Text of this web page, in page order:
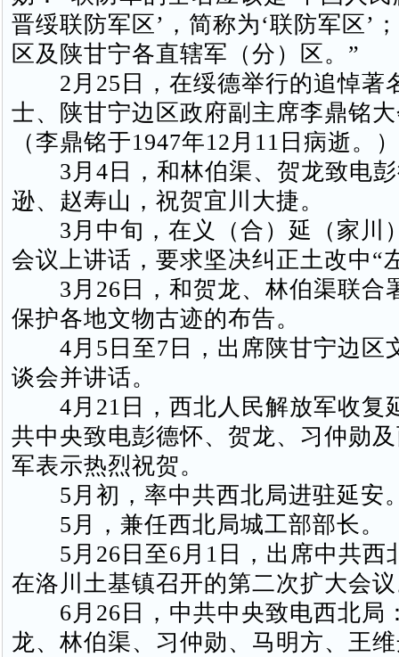
晋绥联防军区’，简称为‘联防军区’
区及陕甘宁各直辖军（分）区。”
2月25日，在绥德举行的追悼著
士、陕甘宁边区政府副主席李鼎铭
（李鼎铭于1947年12月11日病逝。）
3月4日，和林伯渠、贺龙致电彭
逊、赵寿山，祝贺宜川大捷。
3月中旬，在义（合）延（家川
会议上讲话，要求坚决纠正土改中“
3月26日，和贺龙、林伯渠联合
保护各地文物古迹的布告。
4月5日至7日，出席陕甘宁边区
谈会并讲话。
4月21日，西北人民解放军收复
共中央致电彭德怀、贺龙、习仲勋
军表示热烈祝贺。
5月初，率中共西北局进驻延安
5月，兼任西北局城工部部长。
5月26日至6月1日，出席中共西
在洛川土基镇召开的第二次扩大会
6月26日，中共中央致电西北局
龙、林伯渠、习仲勋、马明方、王